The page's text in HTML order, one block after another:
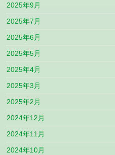
2025年9月
2025年7月
2025年6月
2025年5月
2025年4月
2025年3月
2025年2月
2024年12月
2024年11月
2024年10月